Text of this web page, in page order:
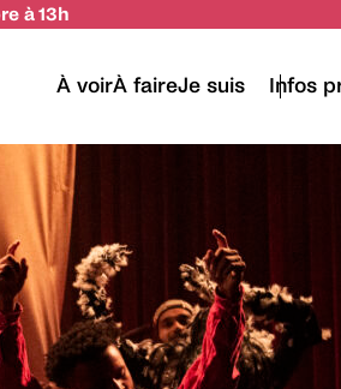
à 13h
À voirÀ faireJe suis Infos